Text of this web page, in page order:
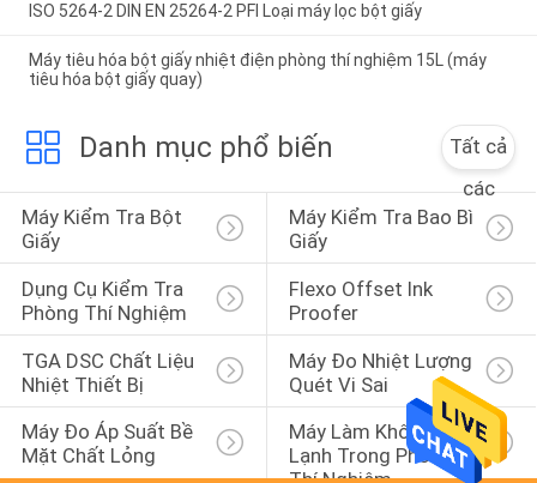
ISO 5264-2 DIN EN 25264-2 PFI Loại máy lọc bột giấy
Máy tiêu hóa bột giấy nhiệt điện phòng thí nghiệm 15L (máy
tiêu hóa bột giấy quay)
Danh mục phổ biến
Tất cả
các
Máy Kiểm Tra Bột
Giấy
Máy Kiểm Tra Bao Bì
Giấy
Dụng Cụ Kiểm Tra
Phòng Thí Nghiệm
Flexo Offset Ink
Proofer
TGA DSC Chất Liệu
Nhiệt Thiết Bị
Máy Đo Nhiệt Lượng
Quét Vi Sai
Máy Đo Áp Suất Bề
Mặt Chất Lỏng
Máy Làm Khô Đông
Lạnh Trong Phòng